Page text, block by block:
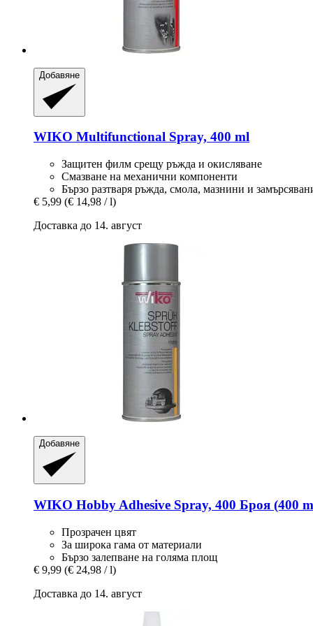
Добавяне
WIKO Multifunctional Spray, 400 ml
Защитен филм срещу ръжда и окисляване
Смазване на механични компоненти
Бързо разтваря ръжда, смола, мазнини и
€ 5,99 (€ 14,98 / l)
Доставка до 14. август
Добавяне
WIKO Hobby Adhesive Spray, 400 Броя (400
Прозрачен цвят
За широка гама от материали
Бързо залепване на голяма площ
€ 9,99 (€ 24,98 / l)
Доставка до 14. август